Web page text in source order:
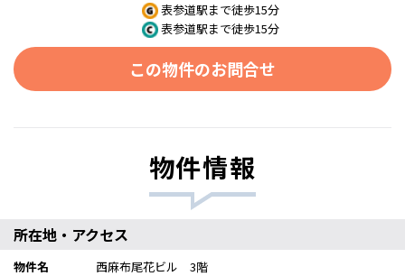
表参道駅まで徒歩15分
表参道駅まで徒歩15分
この物件のお問合せ
物件情報
所在地・アクセス
物件名
西麻布尾花ビル 3階